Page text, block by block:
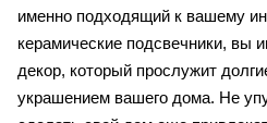
именно подходящий к вашему
керамические подсвечники, вы
декор, который прослужит
украшением вашего дома. Не